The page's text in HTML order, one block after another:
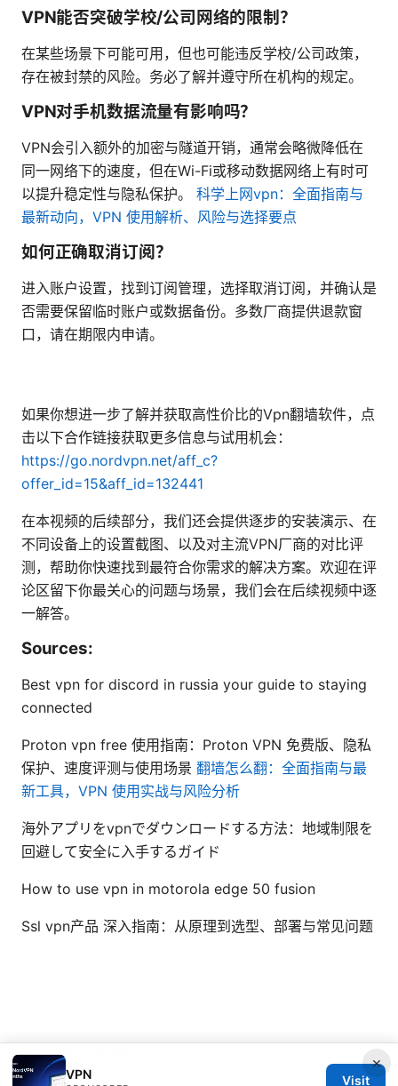
VPN能否突破学校/公司网络的限制？
在某些场景下可能可用，但也可能违反学校/公司政策，
存在被封禁的风险。务必了解并遵守所在机构的规定。
VPN对手机数据流量有影响吗？
VPN会引入额外的加密与隧道开销，通常会略微降低在
同一网络下的速度，但在Wi-Fi或移动数据网络上有时可
以提升稳定性与隐私保护。 科学上网vpn：全面指南与
最新动向，VPN 使用解析、风险与选择要点
如何正确取消订阅？
进入账户设置，找到订阅管理，选择取消订阅，并确认是
否需要保留临时账户或数据备份。多数厂商提供退款窗
口，请在期限内申请。
如果你想进一步了解并获取高性价比的Vpn翻墙软件，点
击以下合作链接获取更多信息与试用机会：
https://go.nordvpn.net/aff_c?
offer_id=15&aff_id=132441
在本视频的后续部分，我们还会提供逐步的安装演示、在
不同设备上的设置截图、以及对主流VPN厂商的对比评
测，帮助你快速找到最符合你需求的解决方案。欢迎在评
论区留下你最关心的问题与场景，我们会在后续视频中逐
一解答。
Sources:
Best vpn for discord in russia your guide to staying
connected
Proton vpn free 使用指南：Proton VPN 免费版、隐私
保护、速度评测与使用场景 翻墙怎么翻：全面指南与最
新工具，VPN 使用实战与风险分析
海外アプリをvpnでダウンロードする方法：地域制限を
回避して安全に入手するガイド
How to use vpn in motorola edge 50 fusion
Ssl vpn产品 深入指南：从原理到选型、部署与常见问题
×
VPN Visit